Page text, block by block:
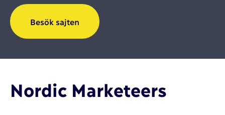
Besök sajten
Nordic Marketeers